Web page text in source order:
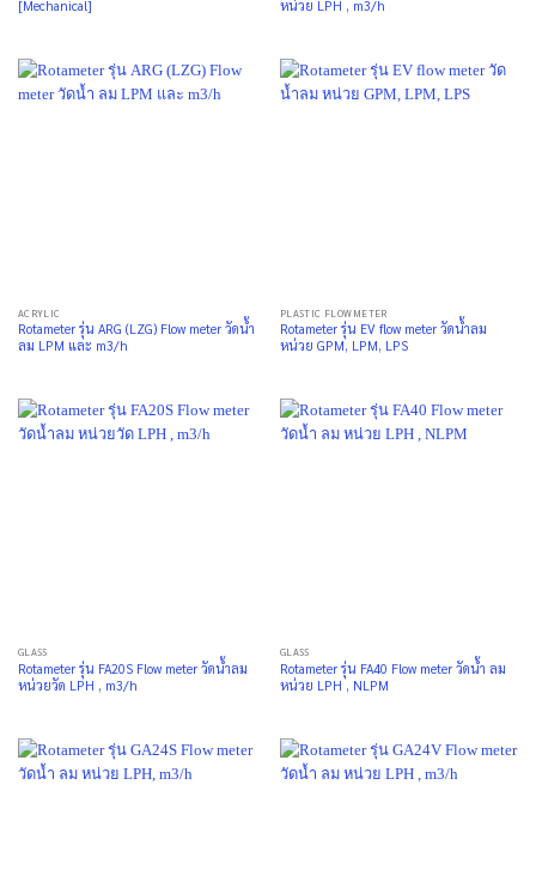
[Mechanical] หน่วย LPH , m3/h
ACRYLIC
Rotameter รุ่น ARG (LZG) Flow meter วัดน้ำ
ลม LPM และ m3/h
PLASTIC FLOWMETER
Rotameter รุ่น EV flow meter วัดน้ำลม
หน่วย GPM, LPM, LPS
GLASS
Rotameter รุ่น FA20S Flow meter วัดน้ำลม
หน่วยวัด LPH , m3/h
GLASS
Rotameter รุ่น FA40 Flow meter วัดน้ำ ลม
หน่วย LPH , NLPM